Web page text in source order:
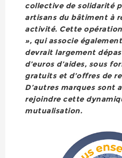
collective de solidarité
artisans du bâtiment à
activité. Cette
», qui associe
devrait largement
d’euros d’aides, sous
gratuits et d’offres de
D’autres marques sont
rejoindre cette
mutualisation.